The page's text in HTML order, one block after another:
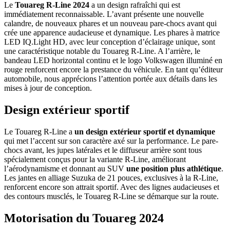
Le Touareg R-Line 2024 a un design rafraîchi qui est
immédiatement reconnaissable. L’avant présente une nouvelle
calandre, de nouveaux phares et un nouveau pare-chocs avant qui
crée une apparence audacieuse et dynamique. Les phares à matrice
LED IQ.Light HD, avec leur conception d’éclairage unique, sont
une caractéristique notable du Touareg R-Line. A l’arrière, le
bandeau LED horizontal continu et le logo Volkswagen illuminé en
rouge renforcent encore la prestance du véhicule. En tant qu’éditeur
automobile, nous apprécions l’attention portée aux détails dans les
mises à jour de conception.
Design extérieur sportif
Le Touareg R-Line a un design extérieur sportif et dynamique
qui met l’accent sur son caractère axé sur la performance. Le pare-
chocs avant, les jupes latérales et le diffuseur arrière sont tous
spécialement conçus pour la variante R-Line, améliorant
l’aérodynamisme et donnant au SUV une position plus athlétique.
Les jantes en alliage Suzuka de 21 pouces, exclusives à la R-Line,
renforcent encore son attrait sportif. Avec des lignes audacieuses et
des contours musclés, le Touareg R-Line se démarque sur la route.
Motorisation du Touareg 2024